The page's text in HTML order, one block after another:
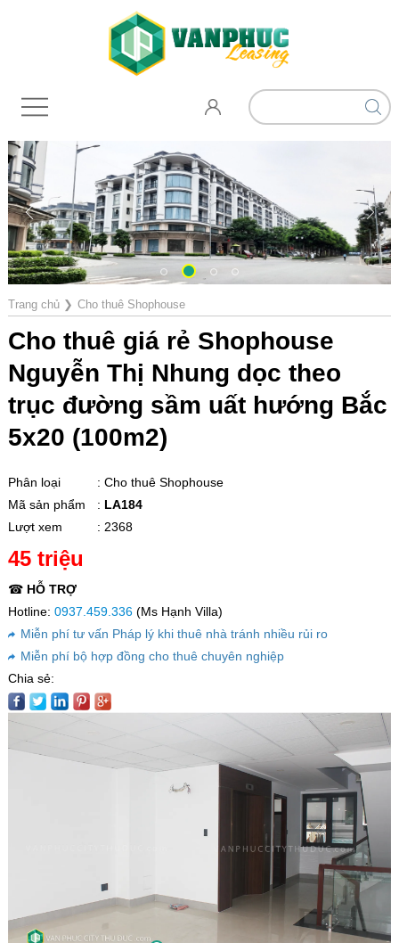
Trang chủ❯ Cho thuê Shophouse
Cho thuê giá rẻ Shophouse
Nguyễn Thị Nhung dọc theo
trục đường sầm uất hướng Bắc
5x20 (100m2)
Phân loại
: Cho thuê Shophouse
Mã sản phẩm
: LA184
Lượt xem
: 2368
45 triệu
☎ HỖ TRỢ
Hotline: 0937.459.336(Ms Hạnh Villa)
Miễn phí tư vấn Pháp lý khi thuê nhà tránh nhiều rủi ro
Miễn phí bộ hợp đồng cho thuê chuyên nghiệp
Chia sẻ: